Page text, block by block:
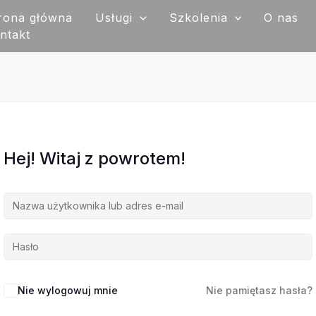
główna Usługi Szkolenia O nas
Hej! Witaj z powrotem!
Nie wylogowuj mnie Nie pamiętasz hasła?